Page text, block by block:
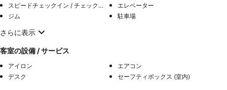
スピードチェックイン / チェックアウト
エレベーター
ジム
駐車場
さらに表示
客室の設備 / サービス
アイロン
エアコン
デスク
セーフティボックス (室内)